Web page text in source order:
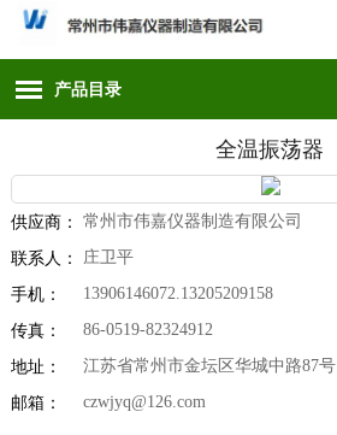
产品目录
全温振荡器
供应商： 常州市伟嘉仪器制造有限公司
联系人： 庄卫平
手机： 13906146072.13205209158
传真： 86-0519-82324912
地址： 江苏省常州市金坛区华城中路87号
邮箱： czwjyq@126.com